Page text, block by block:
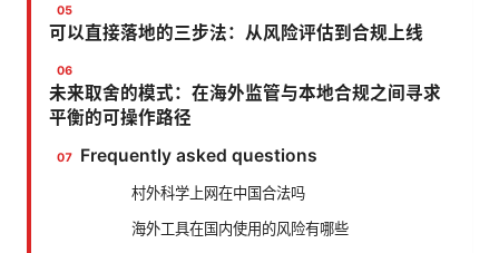
可以直接落地的三步法：从风险评估到合规上线
未来取舍的模式：在海外监管与本地合规之间寻求
平衡的可操作路径
Frequently asked questions
村外科学上网在中国合法吗
海外工具在国内使用的风险有哪些